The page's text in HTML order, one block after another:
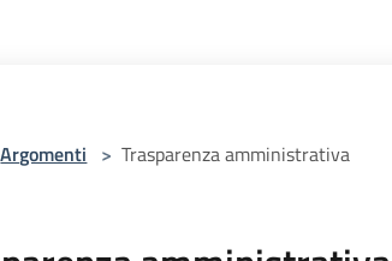
Argomenti > Trasparenza amministrativa